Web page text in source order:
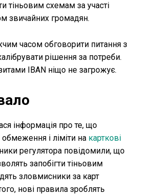
тіньовим схемам за участі
звичайних громадян.
часом обговорити питання з
рішення за потреби.
IBAN ніщо не загрожує.
інформація про те, що
і ліміти на карткові
регулятора повідомили, що
запобігти тіньовим
зловмисники за карт
нові правила зроблять